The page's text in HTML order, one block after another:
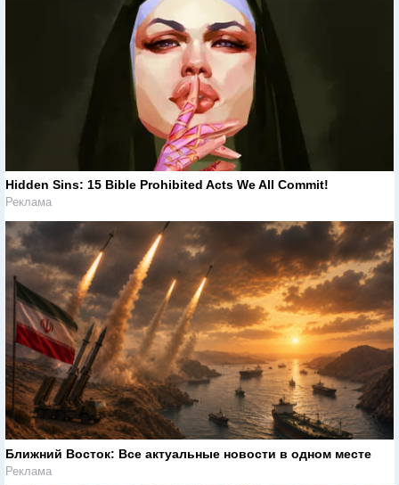
Hidden Sins: 15 Bible Prohibited Acts We All Commit!
Реклама
Ближний Восток: Все актуальные новости в одном месте
Реклама